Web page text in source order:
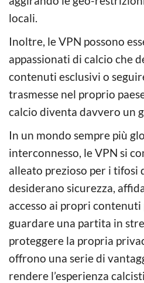
locali.
Inoltre, le VPN possono
appassionati di calcio che
contenuti esclusivi o
trasmesse nel proprio
calcio diventa davvero un
In un mondo sempre più
interconnesso, le VPN si
alleato prezioso per i tifosi
desiderano sicurezza,
accesso ai propri
guardare una partita in
proteggere la propria
offrono una serie di
rendere l’esperienza